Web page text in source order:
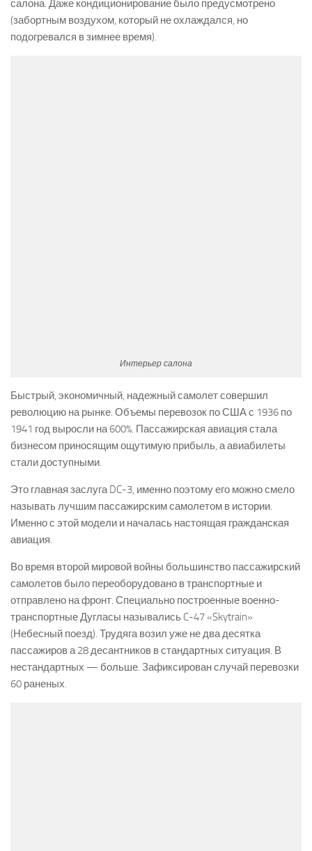
салона. Даже кондиционирование было предусмотрено
(забортным воздухом, который не охлаждался, но
подогревался в зимнее время).
Интерьер салона
Быстрый, экономичный, надежный самолет совершил
революцию на рынке. Объемы перевозок по США с 1936 по
1941 год выросли на 600%. Пассажирская авиация стала
бизнесом приносящим ощутимую прибыль, а авиабилеты
стали доступными.
Это главная заслуга DC-3, именно поэтому его можно смело
называть лучшим пассажирским самолетом в истории.
Именно с этой модели и началась настоящая гражданская
авиация.
Во время второй мировой войны большинство пассажирский
самолетов было переоборудовано в транспортные и
отправлено на фронт. Специально построенные военно-
транспортные Дугласы назывались C-47 «Skytrain»
(Небесный поезд). Трудяга возил уже не два десятка
пассажиров а 28 десантников в стандартных ситуация. В
нестандартных — больше. Зафиксирован случай перевозки
60 раненых.